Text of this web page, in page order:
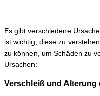
Es gibt verschiedene
ist wichtig, diese zu
zu können, um Schäden zu
Ursachen:
Verschleiß und Alterung